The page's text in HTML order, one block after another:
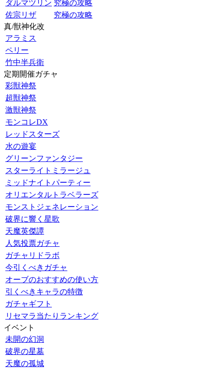
ダルマツリン 究極の攻略
佐宗リザ
究極の攻略
真/獣神化改
アラミス
ペリー
竹中半兵衛
定期開催ガチャ
彩獣神祭
超獣神祭
激獣神祭
モンコレDX
レッドスターズ
水の遊宴
グリーンファンタジー
スターライトミラージュ
ミッドナイトパーティー
オリエンタルトラベラーズ
モンストジェネレーション
破界に響く星歌
天魔英傑譚
人気投票ガチャ
ガチャリドラボ
今引くべきガチャ
オーブのおすすめの使い方
引くべきキャラの特徴
ガチャギフト
リセマラ当たりランキング
イベント
未開の幻洞
破界の星墓
天魔の孤城